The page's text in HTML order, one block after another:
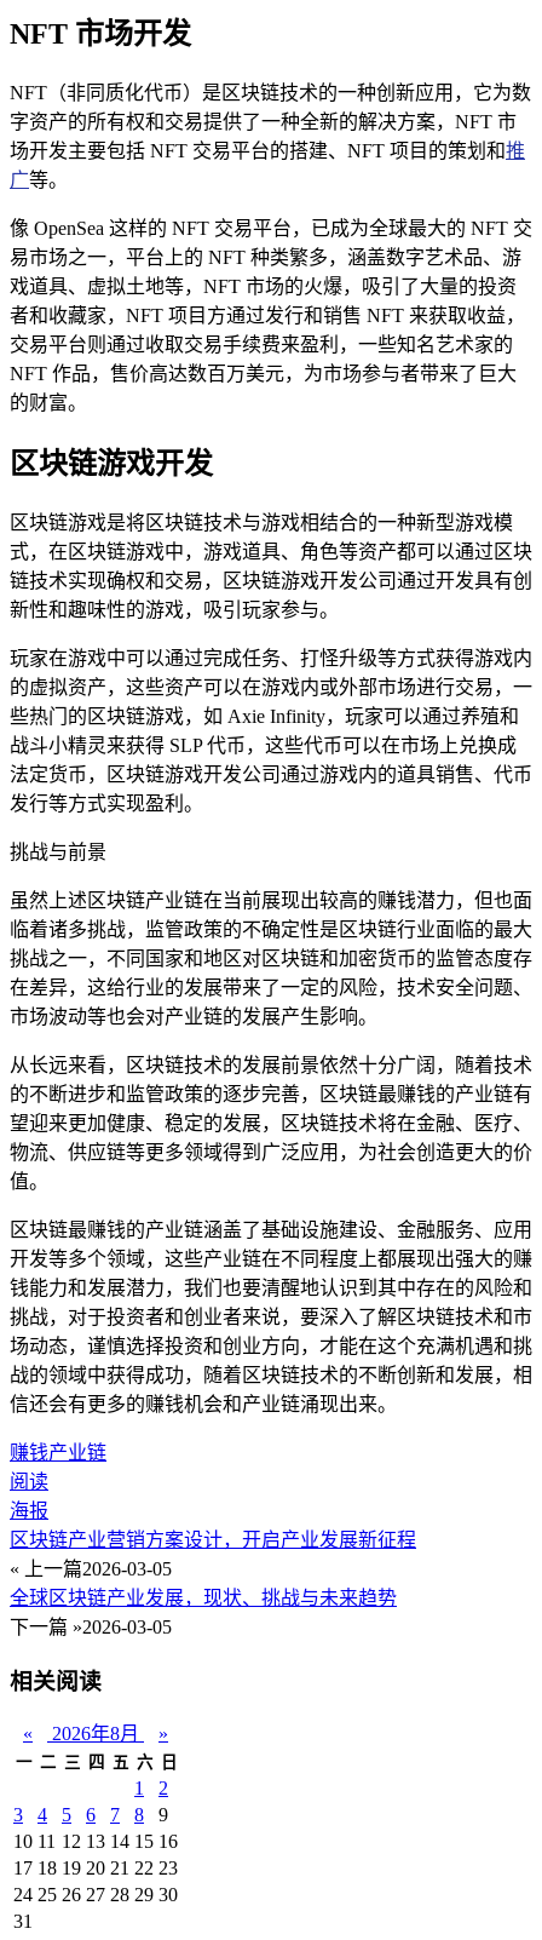
NFT 市场开发
NFT（非同质化代币）是区块链技术的一种创新应用，它为数
字资产的所有权和交易提供了一种全新的解决方案，NFT 市
场开发主要包括 NFT 交易平台的搭建、NFT 项目的策划和推
广等。
像 OpenSea 这样的 NFT 交易平台，已成为全球最大的 NFT 交
易市场之一，平台上的 NFT 种类繁多，涵盖数字艺术品、游
戏道具、虚拟土地等，NFT 市场的火爆，吸引了大量的投资
者和收藏家，NFT 项目方通过发行和销售 NFT 来获取收益，
交易平台则通过收取交易手续费来盈利，一些知名艺术家的
NFT 作品，售价高达数百万美元，为市场参与者带来了巨大
的财富。
区块链游戏开发
区块链游戏是将区块链技术与游戏相结合的一种新型游戏模
式，在区块链游戏中，游戏道具、角色等资产都可以通过区块
链技术实现确权和交易，区块链游戏开发公司通过开发具有创
新性和趣味性的游戏，吸引玩家参与。
玩家在游戏中可以通过完成任务、打怪升级等方式获得游戏内
的虚拟资产，这些资产可以在游戏内或外部市场进行交易，一
些热门的区块链游戏，如 Axie Infinity，玩家可以通过养殖和
战斗小精灵来获得 SLP 代币，这些代币可以在市场上兑换成
法定货币，区块链游戏开发公司通过游戏内的道具销售、代币
发行等方式实现盈利。
挑战与前景
虽然上述区块链产业链在当前展现出较高的赚钱潜力，但也面
临着诸多挑战，监管政策的不确定性是区块链行业面临的最大
挑战之一，不同国家和地区对区块链和加密货币的监管态度存
在差异，这给行业的发展带来了一定的风险，技术安全问题、
市场波动等也会对产业链的发展产生影响。
从长远来看，区块链技术的发展前景依然十分广阔，随着技术
的不断进步和监管政策的逐步完善，区块链最赚钱的产业链有
望迎来更加健康、稳定的发展，区块链技术将在金融、医疗、
物流、供应链等更多领域得到广泛应用，为社会创造更大的价
值。
区块链最赚钱的产业链涵盖了基础设施建设、金融服务、应用
开发等多个领域，这些产业链在不同程度上都展现出强大的赚
钱能力和发展潜力，我们也要清醒地认识到其中存在的风险和
挑战，对于投资者和创业者来说，要深入了解区块链技术和市
场动态，谨慎选择投资和创业方向，才能在这个充满机遇和挑
战的领域中获得成功，随着区块链技术的不断创新和发展，相
信还会有更多的赚钱机会和产业链涌现出来。
赚钱产业链
阅读
海报
区块链产业营销方案设计，开启产业发展新征程
« 上一篇2026-03-05
全球区块链产业发展，现状、挑战与未来趋势
下一篇 »2026-03-05
相关阅读
« 2026年8月 »
一 二 三 四 五 六 日
1
2
3
4 5 6 7 8
9
10 11 12 13 14 15 16
17 18 19 20 21 22 23
24 25 26 27 28 29 30
31